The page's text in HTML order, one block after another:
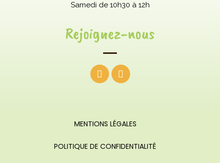
Samedi de 10h30 à 12h
Rejoignez-nous
MENTIONS LÉGALES
POLITIQUE DE CONFIDENTIALITÉ